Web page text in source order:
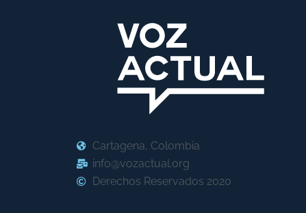
Cartagena, Colombia
info@vozactual.org
Derechos Reservados 2020